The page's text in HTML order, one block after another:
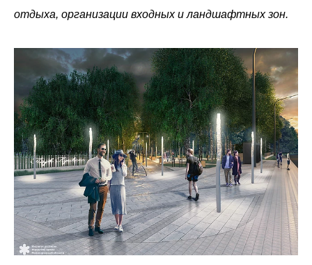
отдыха, организации входных и ландшафтных зон.